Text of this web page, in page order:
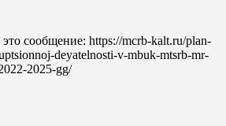
сообщение: https://mcrb-kalt.ru/plan-
deyatelnosti-v-mbuk-mtsrb-mr-
2025-gg/